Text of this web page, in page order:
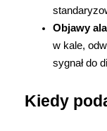
Objawy
w kale,
sygnał do
Kiedy